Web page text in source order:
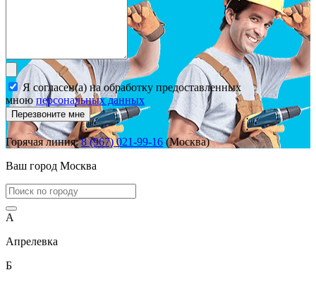
Я согласен(а) на обработку предоставленных
мною персональных данных
Перезвоните мне
Горячая линия:8 (967) 021-99-16 (Москва)
Ваш город Москва
А
Апрелевка
Б